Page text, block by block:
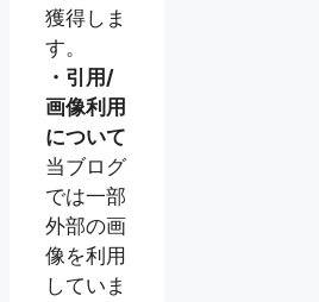
獲得しま
す。
・引用/
画像利用
について
当ブログ
では一部
外部の画
像を利用
していま